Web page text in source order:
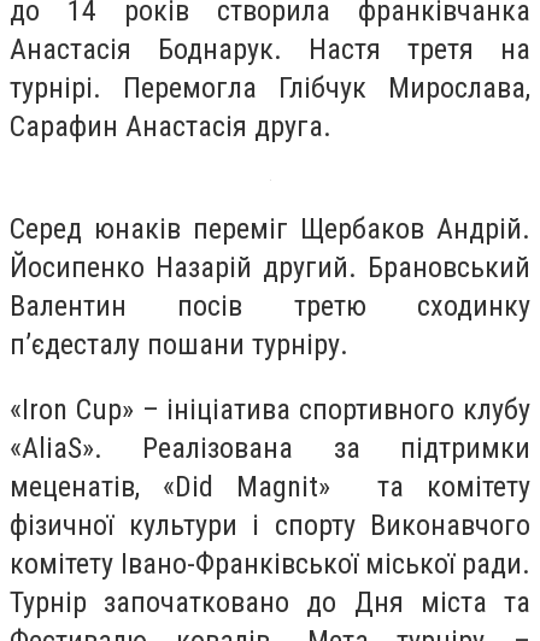
до 14 років створила франківчанка
Анастасія Боднарук. Настя третя на
турнірі. Перемогла Глібчук Мирослава,
Сарафин Анастасія друга.
Серед юнаків переміг Щербаков Андрій.
Йосипенко Назарій другий. Брановський
Валентин посів третю сходинку
п’єдесталу пошани турніру.
«Iron Cup» – ініціатива спортивного клубу
«AliaS». Реалізована за підтримки
меценатів, «Did Magnit» та комітету
фізичної культури і спорту Виконавчого
комітету Івано-Франківської міської ради.
Турнір започатковано до Дня міста та